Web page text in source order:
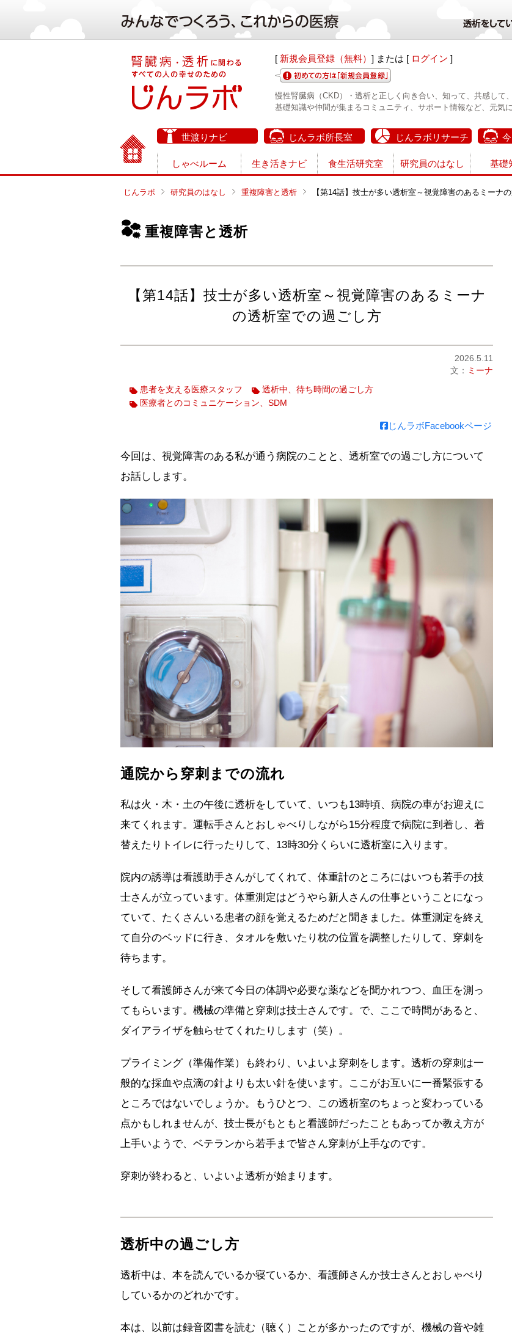
[ 新規会員登録（無料） ] または [ ログイン ]
慢性腎臓病（CKD）・透析と正しく向き合い、知って、共感して
基礎知識や仲間が集まるコミュニティ、サポート情報など、元気
世渡りナビ じんラボ所長室 じんラボリサーチ
しゃべルーム 生き活きナビ 食生活研究室 研究員のはなし 基礎
じんラボ 研究員のはなし 重複障害と透析 【第14話】技士が多い透析室～視覚障害のあるミーナ
重複障害と透析
【第14話】技士が多い透析室～視覚障害のあるミーナ
の透析室での過ごし方
2026.5.11
文： ミーナ
患者を支える医療スタッフ
透析中、待ち時間の過ごし方
医療者とのコミュニケーション、SDM
じんラボFacebookページ
今回は、視覚障害のある私が通う病院のことと、透析室での過ごし方について
お話しします。
通院から穿刺までの流れ
私は火・木・土の午後に透析をしていて、いつも13時頃、病院の車がお迎えに
来てくれます。運転手さんとおしゃべりしながら15分程度で病院に到着し、着
替えたりトイレに行ったりして、13時30分くらいに透析室に入ります。
院内の誘導は看護助手さんがしてくれて、体重計のところにはいつも若手の技
士さんが立っています。体重測定はどうやら新人さんの仕事ということになっ
ていて、たくさんいる患者の顔を覚えるためだと聞きました。体重測定を終え
て自分のベッドに行き、タオルを敷いたり枕の位置を調整したりして、穿刺を
待ちます。
そして看護師さんが来て今日の体調や必要な薬などを聞かれつつ、血圧を測っ
てもらいます。機械の準備と穿刺は技士さんです。で、ここで時間があると、
ダイアライザを触らせてくれたりします（笑）。
プライミング（準備作業）も終わり、いよいよ穿刺をします。透析の穿刺は一
般的な採血や点滴の針よりも太い針を使います。ここがお互いに一番緊張する
ところではないでしょうか。もうひとつ、この透析室のちょっと変わっている
点かもしれませんが、技士長がもともと看護師だったこともあってか教え方が
上手いようで、ベテランから若手まで皆さん穿刺が上手なのです。
穿刺が終わると、いよいよ透析が始まります。
透析中の過ごし方
透析中は、本を読んでいるか寝ているか、看護師さんか技士さんとおしゃべり
しているかのどれかです。
本は、以前は録音図書を読む（聴く）ことが多かったのですが、機械の音や雑